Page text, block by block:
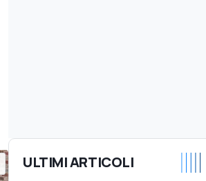
ULTIMI ARTICOLI